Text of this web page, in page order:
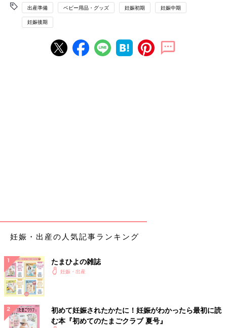
出産準備 ベビー用品・グッズ 妊娠初期 妊娠中期
妊娠後期
妊娠・出産の人気記事ランキング
たまひよの雑誌
妊娠・出産
初めて妊娠されたかたに！妊娠がわかったら最初に読
む本『初めてのたまごクラブ 夏号』